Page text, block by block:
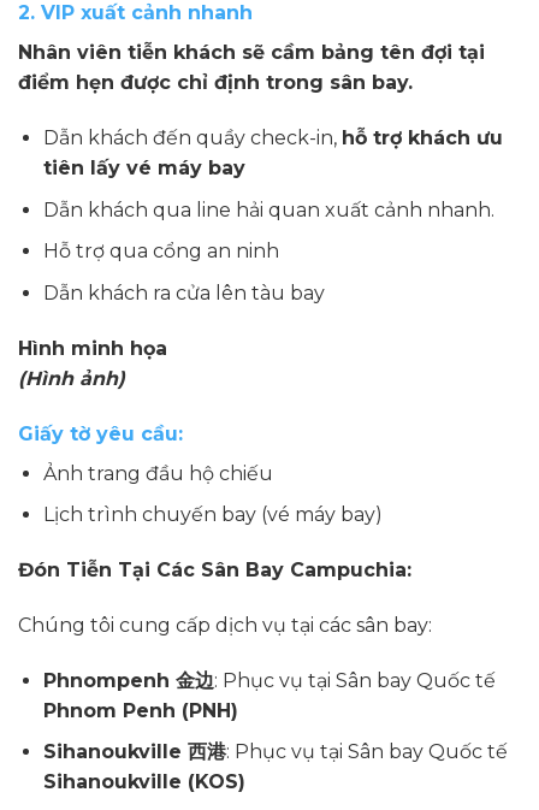
2. VIP xuất cảnh nhanh
Nhân viên tiễn khách sẽ cầm bảng tên đợi tại
điểm hẹn được chỉ định trong sân bay.
Dẫn khách đến quầy check-in, hỗ trợ khách ưu
tiên lấy vé máy bay
Dẫn khách qua line hải quan xuất cảnh nhanh.
Hỗ trợ qua cổng an ninh
Dẫn khách ra cửa lên tàu bay
Hình minh họa
(Hình ảnh)
Giấy tờ yêu cầu:
Ảnh trang đầu hộ chiếu
Lịch trình chuyến bay (vé máy bay)
Đón Tiễn Tại Các Sân Bay Campuchia:
Chúng tôi cung cấp dịch vụ tại các sân bay:
Phnompenh 金边: Phục vụ tại Sân bay Quốc tế
Phnom Penh (PNH)
Sihanoukville 西港: Phục vụ tại Sân bay Quốc tế
Sihanoukville (KOS)